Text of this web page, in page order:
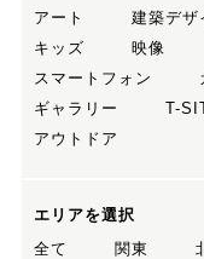
アート
建築デザ
キッズ
映像
スマートフォン
ギャラリー
T-
アウトドア
エリアを選択
全て
関東